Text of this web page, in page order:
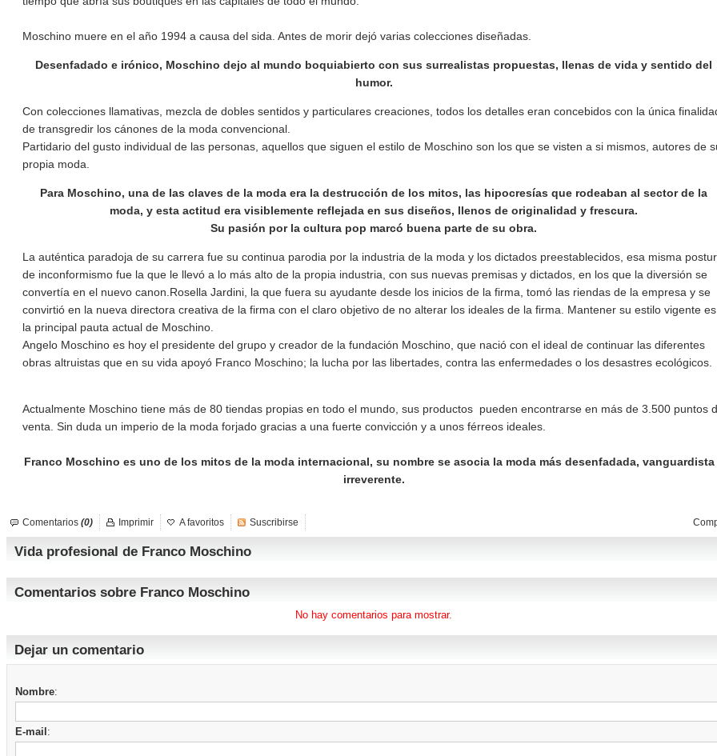
Moschino muere en el año 1994 a causa del sida. Antes de morir dejó varias colecciones diseñadas.
Desenfadado e irónico, Moschino dejo al mundo boquiabierto con sus surrealistas propuestas, llenas de vida y sentido del
humor.
Con colecciones llamativas, mezcla de dobles sentidos y particulares creaciones, todos los detalles eran concebidos con la única
de transgredir los cánones de la moda convencional.
Partidario del gusto individual de las personas, aquellos que siguen el estilo de Moschino son los que se visten a si mismos, autores de
propia moda.
Para Moschino, una de las claves de la moda era la destrucción de los mitos, las hipocresías que rodeaban al sector de la
moda, y esta actitud era visiblemente reflejada en sus diseños, llenos de originalidad y frescura.
Su pasión por la cultura pop marcó buena parte de su obra.
La auténtica paradoja de su carrera fue su continua parodia por la industria de la moda y los dictados preestablecidos, esa misma
de inconformismo fue la que le llevó a lo más alto de la propia industria, con sus nuevas premisas y dictados, en los que la diversión se
convertía en el nuevo canon.Rosella Jardini, la que fuera su ayudante desde los inicios de la firma, tomó las riendas de la empresa y se
convirtió en la nueva directora creativa de la firma con el claro objetivo de no alterar los ideales de la firma. Mantener su estilo vigente es
la principal pauta actual de Moschino.
Angelo Moschino es hoy el presidente del grupo y creador de la fundación Moschino, que nació con el ideal de continuar las diferentes
obras altruistas que en su vida apoyó Franco Moschino; la lucha por las libertades, contra las enfermedades o los desastres ecológicos.
Actualmente Moschino tiene más de 80 tiendas propias en todo el mundo, sus productos pueden encontrarse en más de 3.500 puntos
venta. Sin duda un imperio de la moda forjado gracias a una fuerte convicción y a unos férreos ideales.
Franco Moschino es uno de los mitos de la moda internacional, su nombre se asocia la moda más desenfadada, vanguardista
irreverente.
Comentarios (0) Imprimir A favoritos Suscribirse
Vida profesional de Franco Moschino
Comentarios sobre Franco Moschino
No hay comentarios para mostrar.
Dejar un comentario
Nombre:
E-mail :